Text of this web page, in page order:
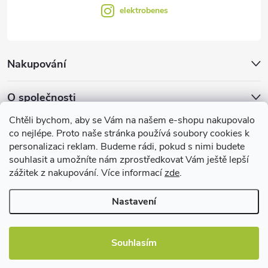
Chtěli bychom, aby se Vám na našem e-shopu nakupovalo
co nejlépe. Proto naše stránka používá soubory cookies k
personalizaci reklam. Budeme rádi, pokud s nimi budete
souhlasit a umožníte nám zprostředkovat Vám ještě lepší
zážitek z nakupování. Více informacízde.
Nastavení
Souhlasím
Nakupování
O společnosti
Facebook
elektrobenes
Užitečné informace